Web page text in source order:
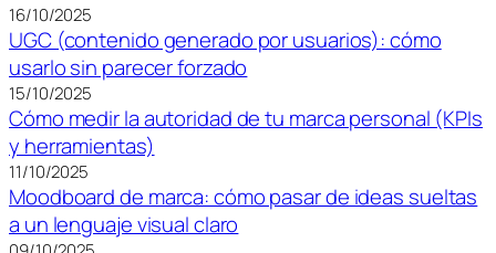
16/10/2025
UGC (contenido generado por usuarios): cómo
usarlo sin parecer forzado
15/10/2025
Cómo medir la autoridad de tu marca personal (KPIs
y herramientas)
11/10/2025
Moodboard de marca: cómo pasar de ideas sueltas
a un lenguaje visual claro